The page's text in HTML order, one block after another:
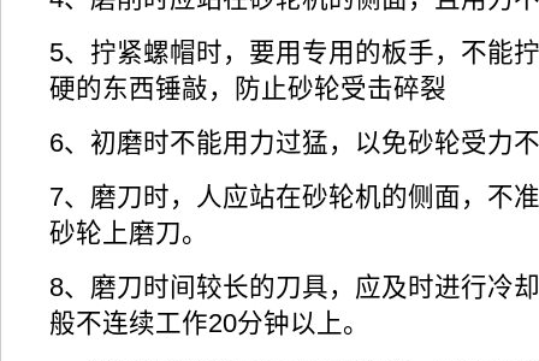
5、拧紧螺帽时，要用专用的板手，不能
硬的东西锤敲，防止砂轮受击碎裂
6、初磨时不能用力过猛，以免砂轮受力
7、磨刀时，人应站在砂轮机的侧面，不
砂轮上磨刀。
8、磨刀时间较长的刀具，应及时进行冷
般不连续工作20分钟以上。